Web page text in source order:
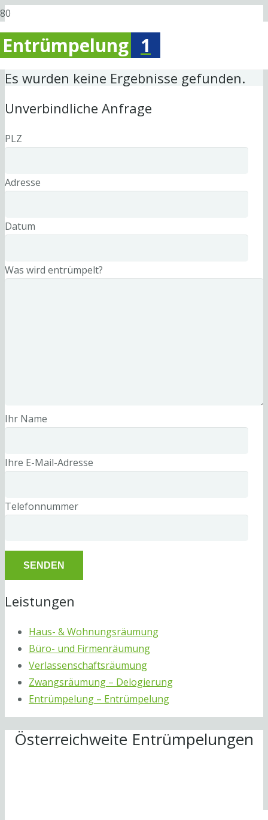
Entrümpelung 1
Es wurden keine Ergebnisse gefunden.
Unverbindliche Anfrage
PLZ
Adresse
Datum
Was wird entrümpelt?
Ihr Name
Ihre E-Mail-Adresse
Telefonnummer
Leistungen
Haus- & Wohnungsräumung
Büro- und Firmenräumung
Verlassenschaftsräumung
Zwangsräumung – Delogierung
Entrümpelung – Entrümpelung
Österreichweite Entrümpelungen